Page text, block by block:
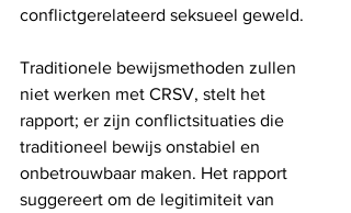
conflictgerelateerd seksueel geweld.
Traditionele bewijsmethoden zullen
niet werken met CRSV, stelt het
rapport; er zijn conflictsituaties die
traditioneel bewijs onstabiel en
onbetrouwbaar maken. Het rapport
suggereert om de legitimiteit van